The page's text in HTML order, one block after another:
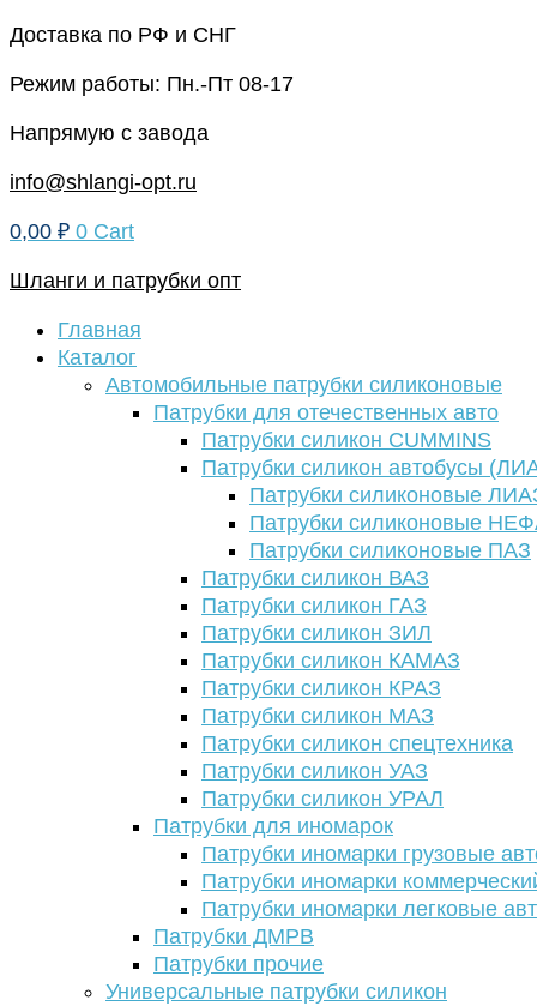
Перейти
содержимому
Доставка по РФ и СНГ
Режим работы: Пн.-Пт 08-17
Напрямую с завода
info@shlangi-opt.ru
0,00 ₽ 0 Cart
Шланги и патрубки опт
Главная
Каталог
Автомобильные патрубки силиконовые
Патрубки для отечественных авто
Патрубки силикон CUMMINS
Патрубки силикон автобусы
Патрубки силиконовые
Патрубки силиконовые
Патрубки силиконовые ПАЗ
Патрубки силикон ВАЗ
Патрубки силикон ГАЗ
Патрубки силикон ЗИЛ
Патрубки силикон КАМАЗ
Патрубки силикон КРАЗ
Патрубки силикон МАЗ
Патрубки силикон спецтехника
Патрубки силикон УАЗ
Патрубки силикон УРАЛ
Патрубки для иномарок
Патрубки иномарки грузовые
Патрубки иномарки
Патрубки иномарки легковые
Патрубки ДМРВ
Патрубки прочие
Универсальные патрубки силикон